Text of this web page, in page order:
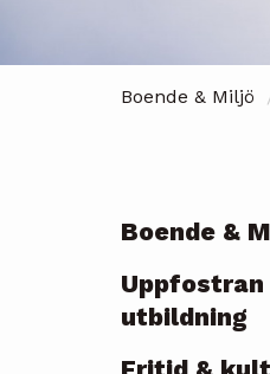
Boende & Miljö
Boende &
Uppfostran
utbildning